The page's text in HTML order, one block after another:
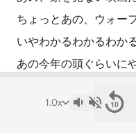
ちょっとあの、ウォー
いやわかるわかるわか
あの今年の頭ぐらいに
えば、